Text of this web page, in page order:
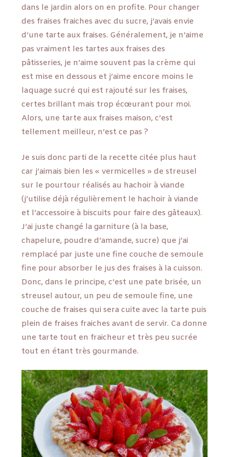
dans le jardin alors on en profite. Pour changer
des fraises fraiches avec du sucre, j’avais envie
d’une tarte aux fraises. Généralement, je n’aime
pas vraiment les tartes aux fraises des
pâtisseries, je n’aime souvent pas la crème qui
est mise en dessous et j’aime encore moins le
laquage sucré qui est rajouté sur les fraises,
certes brillant mais trop écœurant pour moi.
Alors, une tarte aux fraises maison, c’est
tellement meilleur, n’est ce pas ?
Je suis donc parti de la recette citée plus haut
car j’aimais bien les « vermicelles » de streusel
sur le pourtour réalisés au hachoir à viande
(j’utilise déjà régulièrement le hachoir à viande
et l’accessoire à biscuits pour faire des gâteaux).
J’ai juste changé la garniture (à la base,
chapelure, poudre d’amande, sucre) que j’ai
remplacé par juste une fine couche de semoule
fine pour absorber le jus des fraises à la cuisson.
Donc, dans le principe, c’est une pate brisée, un
streusel autour, un peu de semoule fine, une
couche de fraises qui sera cuite avec la tarte puis
plein de fraises fraiches avant de servir. Ca donne
une tarte tout en fraicheur et très peu sucrée
tout en étant très gourmande.